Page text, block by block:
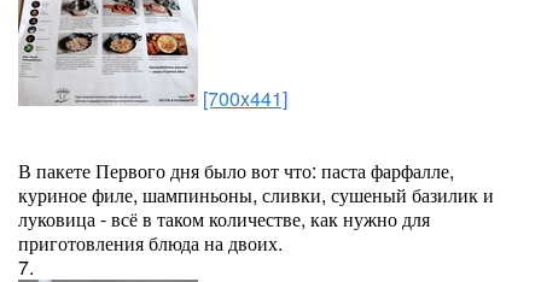
[700x441]
В пакете Первого дня было вот что: паста фарфалле,
куриное филе, шампиньоны, сливки, сушеный базилик и
луковица - всё в таком количестве, как нужно для
приготовления блюда на двоих.
7.